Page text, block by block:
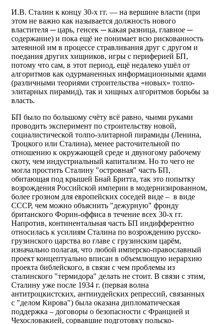
И.В. Сталин к концу 30-х гг. — на вершине власти (при
этом не важно как называется должность нового
властителя ─ царь, генсек ─ какая разница, главное ─
содержание) и пока ещё не понимает всю рискованность
затеянной им в процессе стравливания друг с другом и
поедания других хищников, игры с периферией БП,
потому что сам, в этот период, ещё недалеко ушёл от
алгоритмов как одурманенных информационными ядами
(различными теориями строительства «новых» толпо-
элитарных пирамид), так и хищных алгоритмов борьбы за
власть.
БП было по большому счёту всё равно, чьими руками
проводить эксперимент по строительству новой,
социалистической толпо-элитарной пирамиды (Ленина,
Троцкого или Сталина), менее расточительной по
отношению к окружающей среде и двуногому рабочему
скоту, чем индустриальный капитализм. Но то чего не
могла простить Сталину "островная" часть БП,
обитающая под крышей Бнай Бритта, так это попытку
возрождения Российской империи в модернизированном,
более грозном для европейских соседей виде – в виде
СССР, чем можно объяснить "дежурную" фронду
британского Форин-оффиса в течение всех 30-х гг.
Напротив, континентальная часть БП индифферентно
относилась к усилиям Сталина по возрождению русско-
грузинского царства во главе с грузинским царём,
изначально полагая, что любой имперско-православный
проект концептуально вписан в объемлющую иерархию
проекта библейского, в связи с чем проблемы из
сталинского "термидора" делать не стоит. В связи с этим,
Сталину уже после 1934 г. (первая волна
антитроцкистских, антииудейских репрессий, связанных
с "делом Кирова") была оказана дипломатическая
поддержка – договоры о безопасности с Францией и
Чехословакией, сорвавшие подготовку польско-